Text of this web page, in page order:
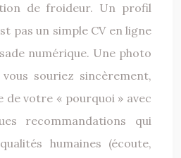
de froideur. Un profil
pas un simple CV en ligne
numérique. Une photo
souriez sincèrement,
de votre « pourquoi » avec
recommandations qui
humaines (écoute,